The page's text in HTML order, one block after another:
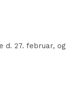
d. 27. februar, og